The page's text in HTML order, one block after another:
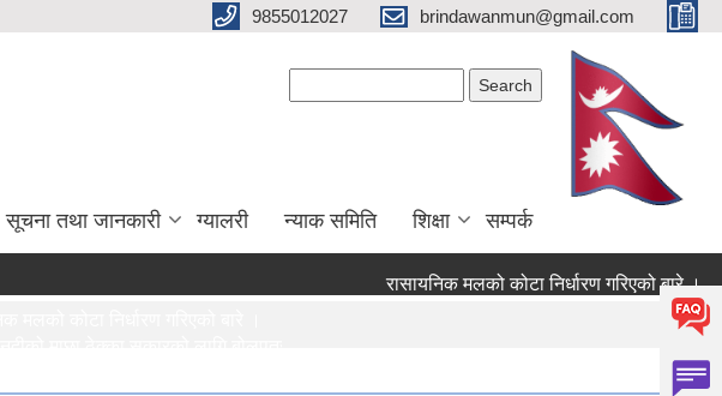
9855012027 brindawanmun@gmail.com
सूचना तथा जानकारी ग्यालरी न्याक समिति शिक्षा सम्पर्क
रासायनिक मलको कोटा निर्धारण गरिएको बारे ।